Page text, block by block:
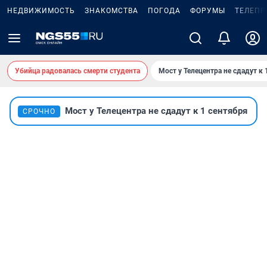
НЕДВИЖИМОСТЬ ЗНАКОМСТВА ПОГОДА ФОРУМЫ
Убийца радовалась смерти студента Мост у Телецентра не сдадут к
СРОЧНО Мост у Телецентра не сдадут к 1 сентября